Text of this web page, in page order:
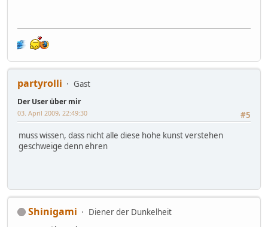
partyrolli Gast
Der User über mir
#5
03. April 2009, 22:49:30
muss wissen, dass nicht alle diese hohe kunst verstehen
geschweige denn ehren
Shinigami Diener der Dunkelheit